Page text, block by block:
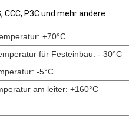
CCC, P3C und mehr andere
+70°C
für Festeinbau: - 30°C
-5°C
am leiter: +160°C